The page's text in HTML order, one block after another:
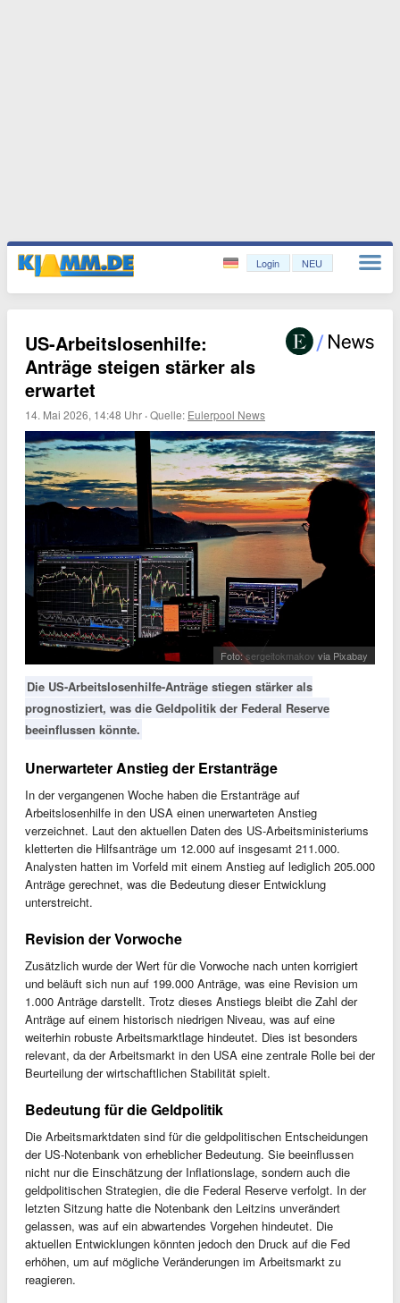
Login NEU
US-Arbeitslosenhilfe:
Anträge steigen stärker als
erwartet
14. Mai 2026, 14:48 Uhr ·Quelle: Eulerpool News
Foto:sergeitokmakov via Pixabay
Die US-Arbeitslosenhilfe-Anträge stiegen stärker als
prognostiziert, was die Geldpolitik der Federal Reserve
beeinflussen könnte.
Unerwarteter Anstieg der Erstanträge
In der vergangenen Woche haben die Erstanträge auf
Arbeitslosenhilfe in den USA einen unerwarteten Anstieg
verzeichnet. Laut den aktuellen Daten des US-Arbeitsministeriums
kletterten die Hilfsanträge um 12.000 auf insgesamt 211.000.
Analysten hatten im Vorfeld mit einem Anstieg auf lediglich 205.000
Anträge gerechnet, was die Bedeutung dieser Entwicklung
unterstreicht.
Revision der Vorwoche
Zusätzlich wurde der Wert für die Vorwoche nach unten korrigiert
und beläuft sich nun auf 199.000 Anträge, was eine Revision um
1.000 Anträge darstellt. Trotz dieses Anstiegs bleibt die Zahl der
Anträge auf einem historisch niedrigen Niveau, was auf eine
weiterhin robuste Arbeitsmarktlage hindeutet. Dies ist besonders
relevant, da der Arbeitsmarkt in den USA eine zentrale Rolle bei der
Beurteilung der wirtschaftlichen Stabilität spielt.
Bedeutung für die Geldpolitik
Die Arbeitsmarktdaten sind für die geldpolitischen Entscheidungen
der US-Notenbank von erheblicher Bedeutung. Sie beeinflussen
nicht nur die Einschätzung der Inflationslage, sondern auch die
geldpolitischen Strategien, die die Federal Reserve verfolgt. In der
letzten Sitzung hatte die Notenbank den Leitzins unverändert
gelassen, was auf ein abwartendes Vorgehen hindeutet. Die
aktuellen Entwicklungen könnten jedoch den Druck auf die Fed
erhöhen, um auf mögliche Veränderungen im Arbeitsmarkt zu
reagieren.